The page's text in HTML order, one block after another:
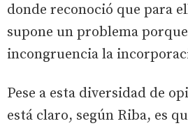
donde reconoció que para
supone un problema
incongruencia la
Pese a esta diversidad de
está claro, según Riba, es